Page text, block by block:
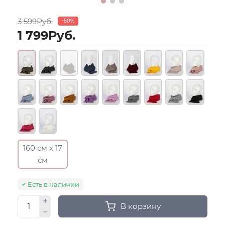
3 599Руб. -50%
1 799Руб.
160 см х 17
см
Есть в наличии
В корзину